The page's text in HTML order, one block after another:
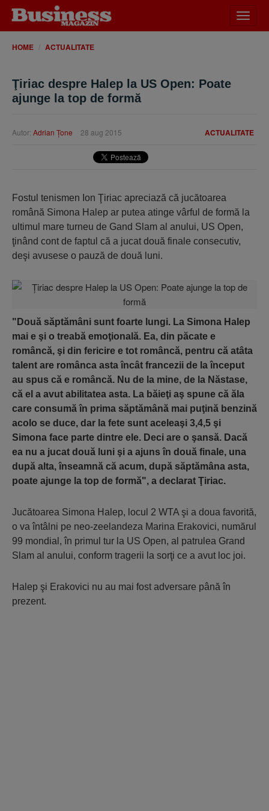
meniu
HOME ACTUALITATE
Ţiriac despre Halep la US Open: Poate
ajunge la top de formă
ACTUALITATE
Autor: Adrian Ţone 28 aug 2015
Fostul tenismen Ion Ţiriac apreciază că jucătoarea
română Simona Halep ar putea atinge vârful de formă la
ultimul mare turneu de Gand Slam al anului, US Open,
ţinând cont de faptul că a jucat două finale consecutiv,
deşi avusese o pauză de două luni.
"Două săptămâni sunt foarte lungi. La Simona Halep
mai e şi o treabă emoţională. Ea, din păcate e
româncă, şi din fericire e tot româncă, pentru că atâta
talent are românca asta încât francezii de la început
au spus că e româncă. Nu de la mine, de la Năstase,
că el a avut abilitatea asta. La băieţi aş spune că ăla
care consumă în prima săptămână mai puţină benzină
acolo se duce, dar la fete sunt aceleaşi 3,4,5 şi
Simona face parte dintre ele. Deci are o şansă. Dacă
ea nu a jucat două luni şi a ajuns în două finale, una
după alta, înseamnă că acum, după săptămâna asta,
poate ajunge la top de formă", a declarat Ţiriac.
Jucătoarea Simona Halep, locul 2 WTA şi a doua favorită,
o va întâlni pe neo-zeelandeza Marina Erakovici, numărul
99 mondial, în primul tur la US Open, al patrulea Grand
Slam al anului, conform tragerii la sorţi ce a avut loc joi.
Halep şi Erakovici nu au mai fost adversare până în
prezent.